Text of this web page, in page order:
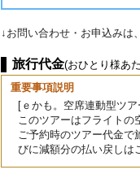
↓お問い合わせ・お申込みは
旅行代金(おひとり様あ
重要事項説明
[ｅかも。空席連動型ツ
このツアーはフライトの
ご予約時のツアー代金で
びに減額分の払い戻しは